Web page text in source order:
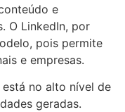
e
O LinkedIn, por
pois permite
e empresas.
no alto nível de
geradas.